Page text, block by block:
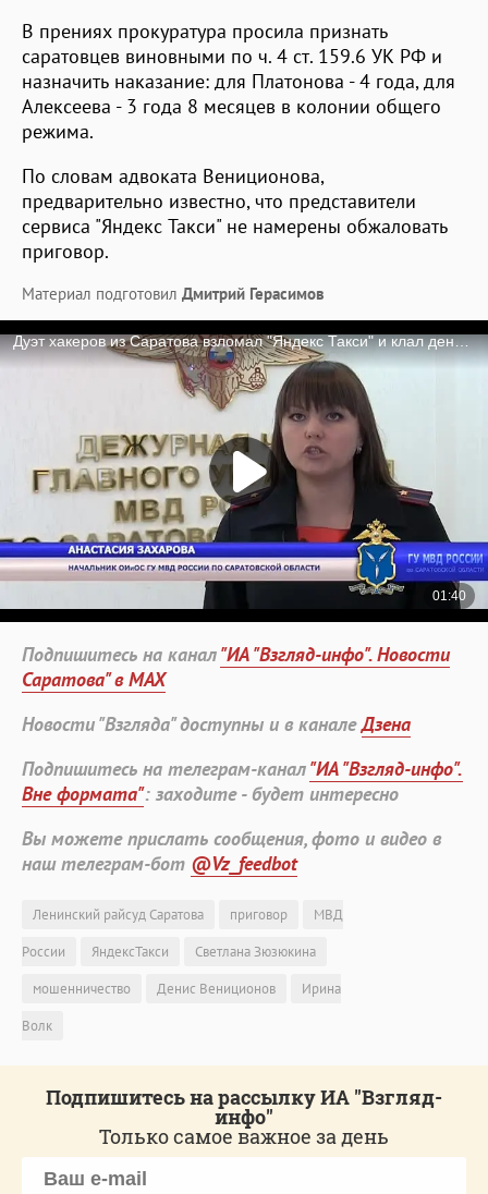
В прениях прокуратура просила признать
саратовцев виновными по ч. 4 ст. 159.6 УК РФ и
назначить наказание: для Платонова - 4 года, для
Алексеева - 3 года 8 месяцев в колонии общего
режима.
По словам адвоката Вениционова,
предварительно известно, что представители
сервиса "Яндекс Такси" не намерены обжаловать
приговор.
Материал подготовил Дмитрий Герасимов
Подпишитесь на канал"ИА "Взгляд-инфо". Новости
Саратова" в MAX
Новости "Взгляда" доступны и в каналеДзена
Подпишитесь на телеграм-канал"ИА "Взгляд-инфо".
Вне формата": заходите - будет интересно
Вы можете прислать сообщения, фото и видео в
наш телеграм-бот @Vz_feedbot
Ленинский райсуд Саратова приговор
МВД
России
ЯндексТакси
Светлана Зюзюкина
мошенничество
Денис Вениционов
Ирина
Волк
Подпишитесь на рассылку ИА "Взгляд-
инфо"
Только самое важное за день